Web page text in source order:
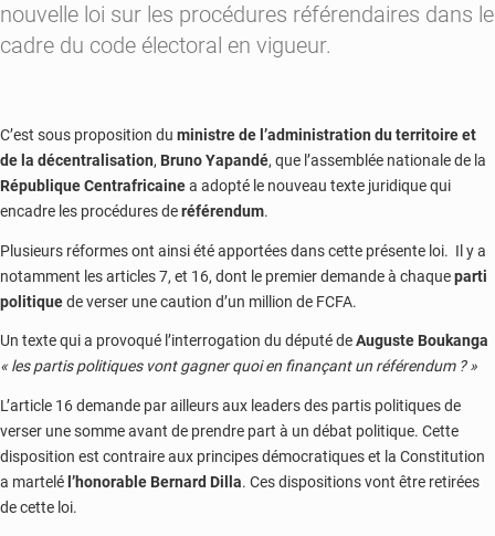
nouvelle loi sur les procédures référendaires dans le
cadre du code électoral en vigueur.
C’est sous proposition du ministre de l’administration du territoire et
de la décentralisation, Bruno Yapandé, que l’assemblée nationale de la
République Centrafricainea adopté le nouveau texte juridique qui
encadre les procédures deréférendum.
Plusieurs réformes ont ainsi été apportées dans cette présente loi. Il y a
notamment les articles 7, et 16, dont le premier demande à chaqueparti
politiquede verser une caution d’un million de FCFA.
Un texte qui a provoqué l’interrogation du député deAuguste Boukanga
« les partis politiques vont gagner quoi en finançant un référendum ? »
L’article 16 demande par ailleurs aux leaders des partis politiques de
verser une somme avant de prendre part à un débat politique. Cette
disposition est contraire aux principes démocratiques et la Constitution
a martelé l’honorable Bernard Dilla. Ces dispositions vont être retirées
de cette loi.